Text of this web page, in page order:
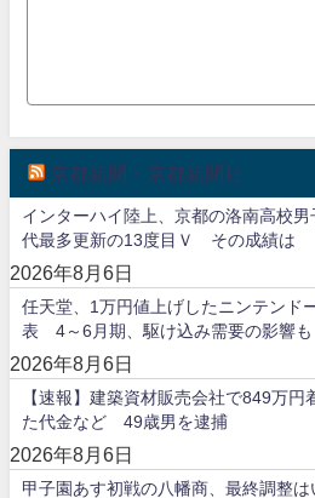
京都新聞・京都新聞社
インターハイ陸上、京都の洛南高校
代最多更新の13度目Ｖ その成績は
2026年8月6日
任天堂、1万円値上げしたニンテンド
表 4～6月期、駆け込み需要の影響も
2026年8月6日
【速報】建築資材販売会社で849万
た代金など 49歳男を逮捕
2026年8月6日
甲子園あす初戦の八幡商、最終調整